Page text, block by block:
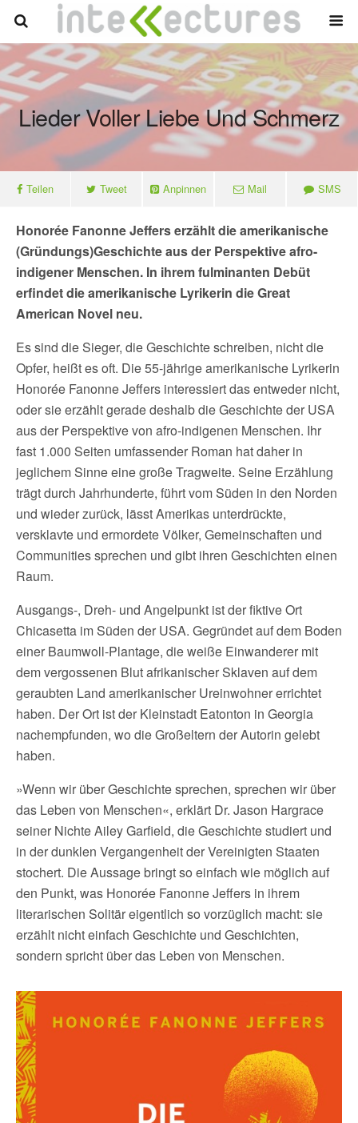
Lieder Voller Liebe Und Schmerz
Teilen Tweet Anpinnen Mail SMS
Honorée Fanonne Jeffers erzählt die amerikanische
(Gründungs)Geschichte aus der Perspektive afro-
indigener Menschen. In ihrem fulminanten Debüt
erfindet die amerikanische Lyrikerin die Great
American Novel neu.
Es sind die Sieger, die Geschichte schreiben, nicht die
Opfer, heißt es oft. Die 55-jährige amerikanische Lyrikerin
Honorée Fanonne Jeffers interessiert das entweder nicht,
oder sie erzählt gerade deshalb die Geschichte der USA
aus der Perspektive von afro-indigenen Menschen. Ihr
fast 1.000 Seiten umfassender Roman hat daher in
jeglichem Sinne eine große Tragweite. Seine Erzählung
trägt durch Jahrhunderte, führt vom Süden in den Norden
und wieder zurück, lässt Amerikas unterdrückte,
versklavte und ermordete Völker, Gemeinschaften und
Communities sprechen und gibt ihren Geschichten einen
Raum.
Ausgangs-, Dreh- und Angelpunkt ist der fiktive Ort
Chicasetta im Süden der USA. Gegründet auf dem Boden
einer Baumwoll-Plantage, die weiße Einwanderer mit
dem vergossenen Blut afrikanischer Sklaven auf dem
geraubten Land amerikanischer Ureinwohner errichtet
haben. Der Ort ist der Kleinstadt Eatonton in Georgia
nachempfunden, wo die Großeltern der Autorin gelebt
haben.
»Wenn wir über Geschichte sprechen, sprechen wir über
das Leben von Menschen«, erklärt Dr. Jason Hargrace
seiner Nichte Ailey Garfield, die Geschichte studiert und
in der dunklen Vergangenheit der Vereinigten Staaten
stochert. Die Aussage bringt so einfach wie möglich auf
den Punkt, was Honorée Fanonne Jeffers in ihrem
literarischen Solitär eigentlich so vorzüglich macht: sie
erzählt nicht einfach Geschichte und Geschichten,
sondern spricht über das Leben von Menschen.